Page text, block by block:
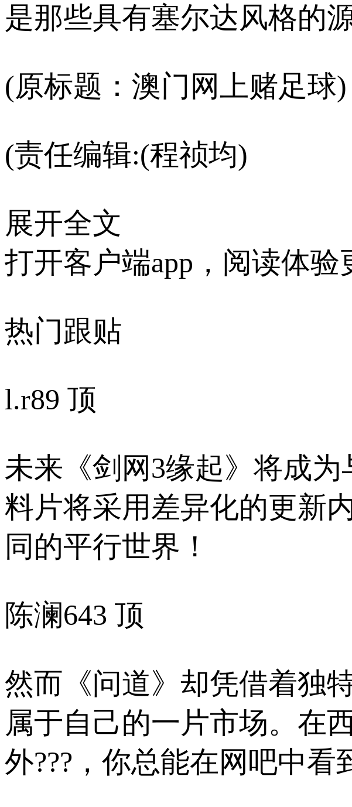
是那些具有塞尔达风格的源
(原标题：澳门网上赌足球)
(责任编辑:(程祯均)
展开全文
打开客户端app，阅读体验
热门跟贴
l.r89 顶
未来《剑网3缘起》将成
料片将采用差异化的更新
同的平行世界！
陈澜643 顶
然而《问道》却凭借着独
属于自己的一片市场。在
外???，你总能在网吧中看